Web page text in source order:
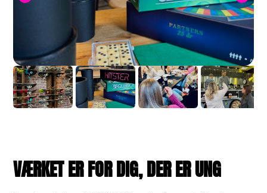
VÆRKET ER FOR DIG, DER ER UNG